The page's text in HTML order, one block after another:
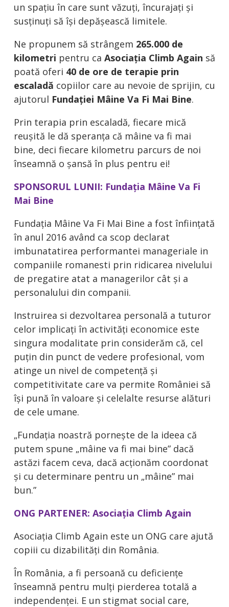
HOME
DESPRE ALERGADO
CAUZELE ALERGADO
BLOG
FAQ
DESPRE 321SPORT
un spațiu în care sunt văzuți, încurajați și
susținuți să își depășească limitele.
Ne propunem să strângem 265.000 de
kilometri pentru ca Asociația Climb Again să
poată oferi 40 de ore de terapie prin
escaladă copiilor care au nevoie de sprijin, cu
ajutorul Fundației Mâine Va Fi Mai Bine.
Prin terapia prin escaladă, fiecare mică
reușită le dă speranța că mâine va fi mai
bine, deci fiecare kilometru parcurs de noi
înseamnă o șansă în plus pentru ei!
SPONSORUL LUNII: Fundația Mâine Va Fi
Mai Bine
Fundația Mâine Va Fi Mai Bine a fost înființată
în anul 2016 având ca scop declarat
imbunatatirea performantei manageriale in
companiile romanesti prin ridicarea nivelului
de pregatire atat a managerilor cât și a
personalului din companii.
Instruirea si dezvoltarea personală a tuturor
celor implicați în activități economice este
singura modalitate prin considerăm că, cel
puțin din punct de vedere profesional, vom
atinge un nivel de competență și
competitivitate care va permite României să
își pună în valoare și celelalte resurse alături
de cele umane.
„Fundația noastră pornește de la ideea că
putem spune „mâine va fi mai bine” dacă
astăzi facem ceva, dacă acționăm coordonat
și cu determinare pentru un „mâine” mai
bun.”
ONG PARTENER: Asociația Climb Again
Asociația Climb Again este un ONG care ajută
copiii cu dizabilități din România.
În România, a fi persoană cu deficiențe
înseamnă pentru mulți pierderea totală a
independenței. E un stigmat social care,